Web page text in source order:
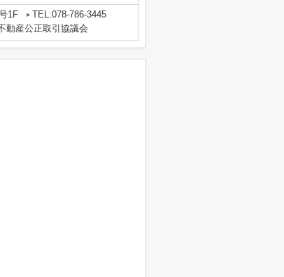
1F
TEL:078-786-3445
動産公正取引協議会